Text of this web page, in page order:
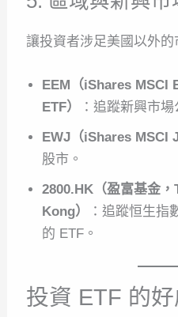
讓投資者涉足美國以外的
EEM（iShares MSCI
ETF）
：追蹤新興市場
EWJ（iShares MSCI
股市。
2800.HK（盈富基金
Kong）
：追蹤恒生指
的 ETF。
投資 ETF 的好